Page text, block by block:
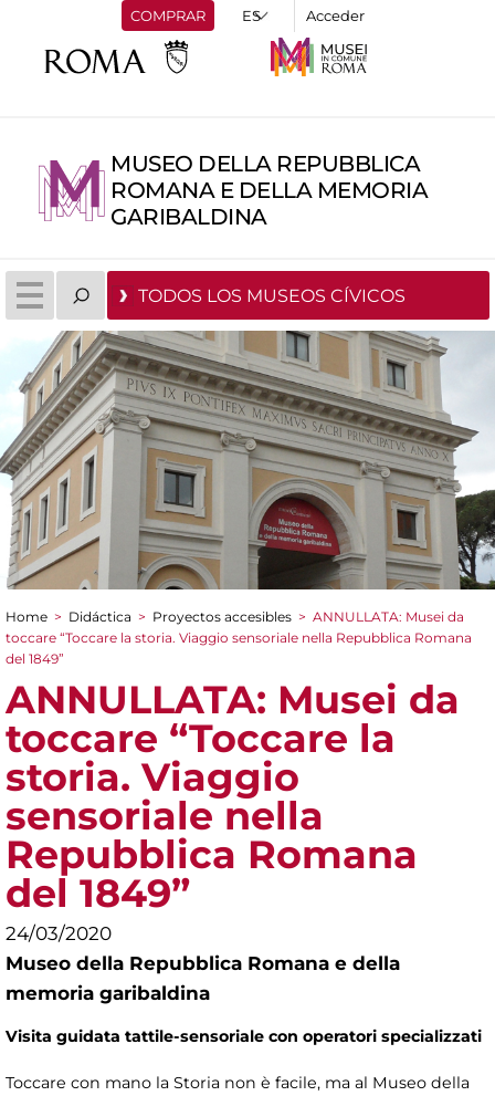
COMPRAR Acceder
MUSEO DELLA REPUBBLICA
ROMANA E DELLA MEMORIA
GARIBALDINA
TODOS LOS MUSEOS CÍVICOS
You are here
Home > Didáctica > Proyectos accesibles > ANNULLATA: Musei da
toccare “Toccare la storia. Viaggio sensoriale nella Repubblica Romana
del 1849”
ANNULLATA: Musei da
toccare “Toccare la
storia. Viaggio
sensoriale nella
Repubblica Romana
del 1849”
24/03/2020
Museo della Repubblica Romana e della
memoria garibaldina
Visita guidata tattile-sensoriale con operatori specializzati
Toccare con mano la Storia non è facile, ma al Museo della